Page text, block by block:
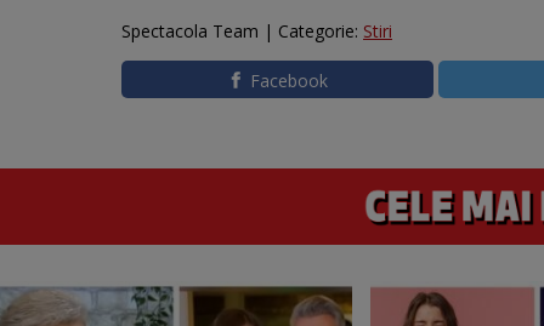
Spectacola Team | Categorie: Stiri
Facebook